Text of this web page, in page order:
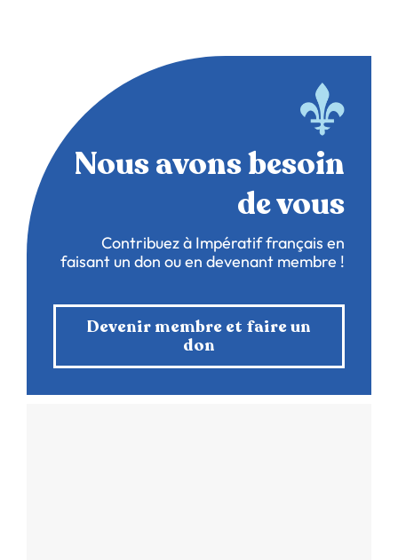
Nous avons besoin
de vous
Contribuez à Impératif français en
faisant un don ou en devenant membre !
Devenir membre et faire un
don